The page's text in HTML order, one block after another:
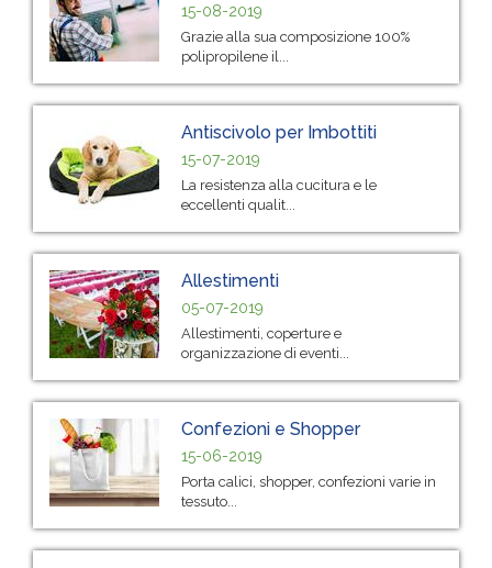
15-08-2019
Grazie alla sua composizione 100%
polipropilene il...
Antiscivolo per Imbottiti
15-07-2019
La resistenza alla cucitura e le
eccellenti qualit...
Allestimenti
05-07-2019
Allestimenti, coperture e
organizzazione di eventi...
Confezioni e Shopper
15-06-2019
Porta calici, shopper, confezioni varie in
tessuto...